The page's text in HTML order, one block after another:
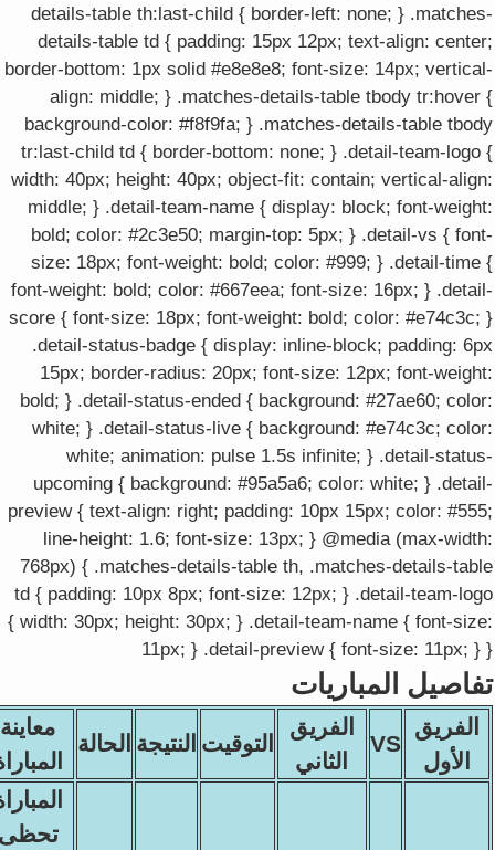
details-table th:last-child { border-left: none; } .matches-
details-table td { padding: 15px 12px; text-align: center;
border-bottom: 1px solid #e8e8e8; font-size: 14px; vertical-
align: middle; } .matches-details-table tbody tr:hover {
background-color: #f8f9fa; } .matches-details-table tbody
tr:last-child td { border-bottom: none; } .detail-team-logo {
width: 40px; height: 40px; object-fit: contain; vertical-align:
middle; } .detail-team-name { display: block; font-weight:
bold; color: #2c3e50; margin-top: 5px; } .detail-vs { font-
size: 18px; font-weight: bold; color: #999; } .detail-time {
font-weight: bold; color: #667eea; font-size: 16px; } .detail-
score { font-size: 18px; font-weight: bold; color: #e74c3c; }
.detail-status-badge { display: inline-block; padding: 6px
15px; border-radius: 20px; font-size: 12px; font-weight:
bold; } .detail-status-ended { background: #27ae60; color:
white; } .detail-status-live { background: #e74c3c; color:
white; animation: pulse 1.5s infinite; } .detail-status-
upcoming { background: #95a5a6; color: white; } .detail-
preview { text-align: right; padding: 10px 15px; color: #555;
line-height: 1.6; font-size: 13px; } @media (max-width:
768px) { .matches-details-table th, .matches-details-table
td { padding: 10px 8px; font-size: 12px; } .detail-team-logo
{ width: 30px; height: 30px; } .detail-team-name { font-size:
11px; } .detail-preview { font-size: 11px; } }
تفاصيل المباريات
الفريق
الأول
VS
الفريق
الثاني
التوقيت النتيجة الحالة
معاينة